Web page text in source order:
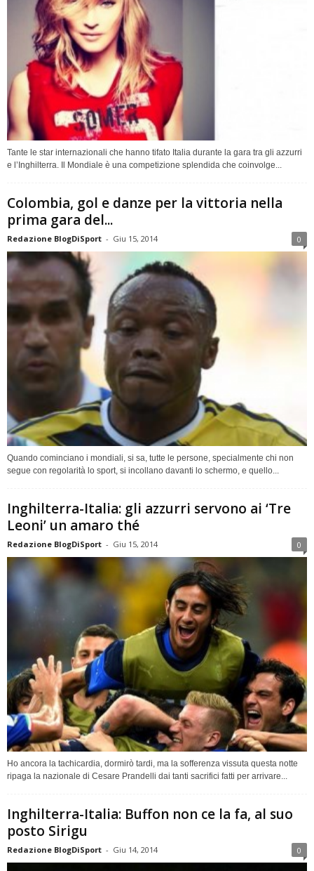
Tante le star internazionali che hanno tifato Italia durante la gara tra gli azzurri
e l’Inghilterra. Il Mondiale è una competizione splendida che coinvolge...
Colombia, gol e danze per la vittoria nella
prima gara del...
Redazione BlogDiSport - Giu 15, 2014 0
Quando cominciano i mondiali, si sa, tutte le persone, specialmente chi non
segue con regolarità lo sport, si incollano davanti lo schermo, e quello...
Inghilterra-Italia: gli azzurri servono ai ‘Tre
Leoni’ un amaro thé
Redazione BlogDiSport - Giu 15, 2014 0
Ho ancora la tachicardia, dormirò tardi, ma la sofferenza vissuta questa notte
ripaga la nazionale di Cesare Prandelli dai tanti sacrifici fatti per arrivare...
Inghilterra-Italia: Buffon non ce la fa, al suo
posto Sirigu
Redazione BlogDiSport - Giu 14, 2014 0